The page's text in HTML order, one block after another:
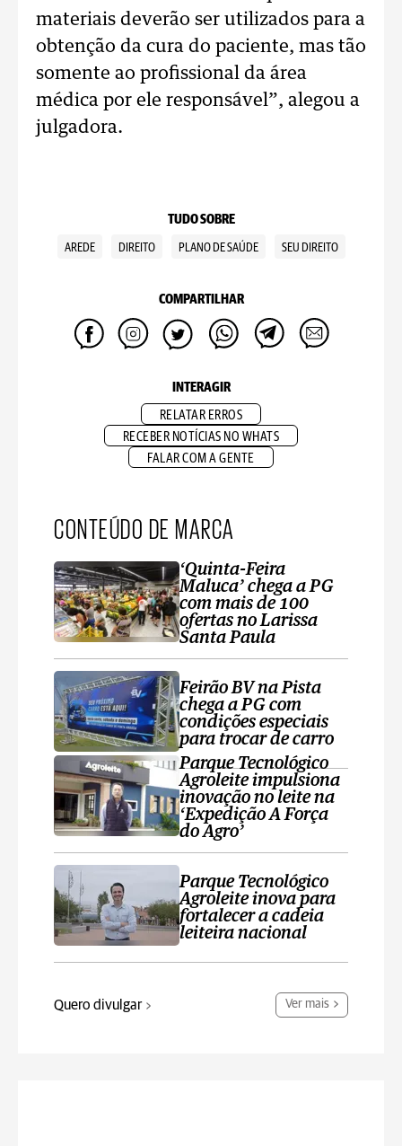
materiais deverão ser utilizados para a
obtenção da cura do paciente, mas tão
somente ao profissional da área
médica por ele responsável”, alegou a
julgadora.
TUDO SOBRE
AREDE DIREITO PLANO DE SAÚDE SEU DIREITO
COMPARTILHAR
INTERAGIR
RELATAR ERROS
RECEBER NOTÍCIAS NO WHATS
FALAR COM A GENTE
CONTEÚDO DE MARCA
‘Quinta-Feira
Maluca’ chega a PG
com mais de 100
ofertas no Larissa
Santa Paula
Feirão BV na Pista
chega a PG com
condições especiais
para trocar de carro
Parque Tecnológico
Agroleite impulsiona
inovação no leite na
‘Expedição A Força
do Agro’
Parque Tecnológico
Agroleite inova para
fortalecer a cadeia
leiteira nacional
Quero divulgar Ver mais